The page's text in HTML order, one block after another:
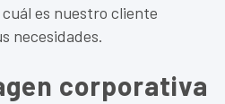
es nuestro cliente
necesidades.
corporativa